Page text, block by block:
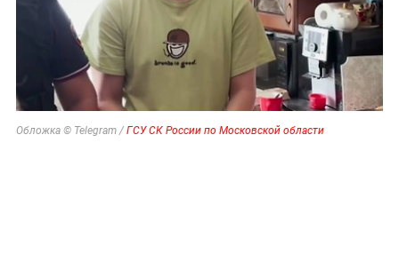
Обложка © Telegram / ГСУ СК России по Московской области